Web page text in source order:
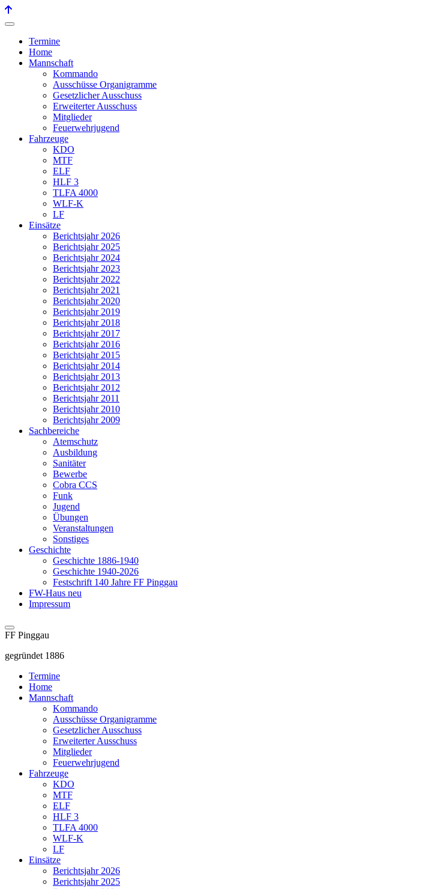
Termine
Home
Mannschaft
Kommando
Ausschüsse Organigramme
Gesetzlicher Ausschuss
Erweiterter Ausschuss
Mitglieder
Feuerwehrjugend
Fahrzeuge
KDO
MTF
ELF
HLF 3
TLFA 4000
WLF-K
LF
Einsätze
Berichtsjahr 2026
Berichtsjahr 2025
Berichtsjahr 2024
Berichtsjahr 2023
Berichtsjahr 2022
Berichtsjahr 2021
Berichtsjahr 2020
Berichtsjahr 2019
Berichtsjahr 2018
Berichtsjahr 2017
Berichtsjahr 2016
Berichtsjahr 2015
Berichtsjahr 2014
Berichtsjahr 2013
Berichtsjahr 2012
Berichtsjahr 2011
Berichtsjahr 2010
Berichtsjahr 2009
Sachbereiche
Atemschutz
Ausbildung
Sanitäter
Bewerbe
Cobra CCS
Funk
Jugend
Übungen
Veranstaltungen
Sonstiges
Geschichte
Geschichte 1886-1940
Geschichte 1940-2026
Festschrift 140 Jahre FF Pinggau
FW-Haus neu
Impressum
FF Pinggau
gegründet 1886
Termine
Home
Mannschaft
Kommando
Ausschüsse Organigramme
Gesetzlicher Ausschuss
Erweiterter Ausschuss
Mitglieder
Feuerwehrjugend
Fahrzeuge
KDO
MTF
ELF
HLF 3
TLFA 4000
WLF-K
LF
Einsätze
Berichtsjahr 2026
Berichtsjahr 2025